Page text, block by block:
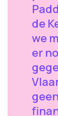
de
we
er